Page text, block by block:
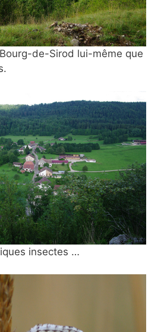
de-Sirod lui-même que
insectes …